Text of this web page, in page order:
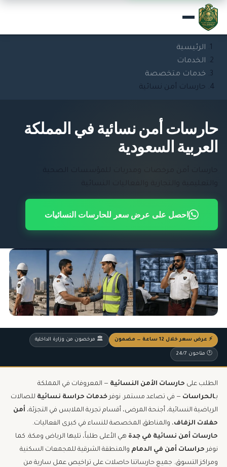
الرئيسية
الخدمات
خدمات متخصصة
حارسات أمن نسائية
حارسات أمن نسائية في المملكة
العربية السعودية
احصل على عرض سعر للحارسات النسائيات
⚡ عرض سعر خلال 12 ساعة — مضمون 🏛️ مرخصون من وزارة الداخلية
🕐 متاحون 24/7
الطلب على حارسات الأمن النسائية — المعروفات في المملكة
بـالحراسات — في تصاعد مستمر. نوفرخدمات حراسة نسائية للصالات
الرياضية النسائية، أجنحة المرضى، أقسام تجربة الملابس في التجزئة، أمن
حفلات الزفاف، والمناطق المخصصة للنساء في كبرى الفعاليات.
حارسات أمن نسائية في جدة هي الأعلى طلباً، تليها الرياض ومكة. كما
نوفرحراسات أمن في الدمام والمنطقة الشرقية للمجمعات السكنية
ومراكز التسوق. جميع حارساتنا حاصلات على تراخيص عمل سارية من